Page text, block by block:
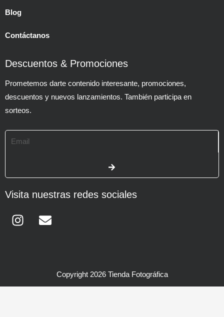
Blog
Contáctanos
Descuentos & Promociones
Prometemos darte contenido interesante, promociones,
descuentos y nuevos lanzamientos. También participa en
sorteos.
Email
Visita nuestras redes sociales
InstagramEnvelope
Copyright 2026 Tienda Fotográfica